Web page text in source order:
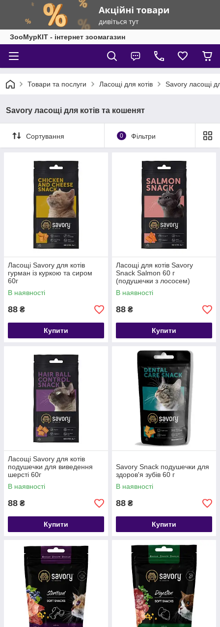
ЗооМурКІТ - інтернет зоомагазин
Товари та послуги Ласощі для котів Savory ласощі
Savory ласощі для котів та кошенят
Сортування 0 Фільтри
Ласощі Savory для котів
гурман із куркою та сиром
60г
В наявності
88 ₴
Купити
Ласощі для котів Savory
Snack Salmon 60 г
(подушечки з лососем)
В наявності
88 ₴
Купити
Ласощі Savory для котів
подушечки для виведення
шерсті 60г
В наявності
88 ₴
Купити
Savory Snack подушечки для
здоров'я зубів 60 г
В наявності
88 ₴
Купити